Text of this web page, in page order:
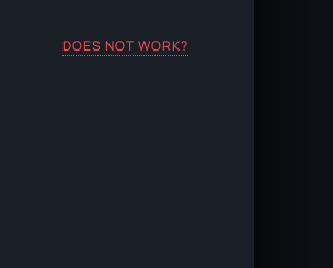
DOES NOT WORK?